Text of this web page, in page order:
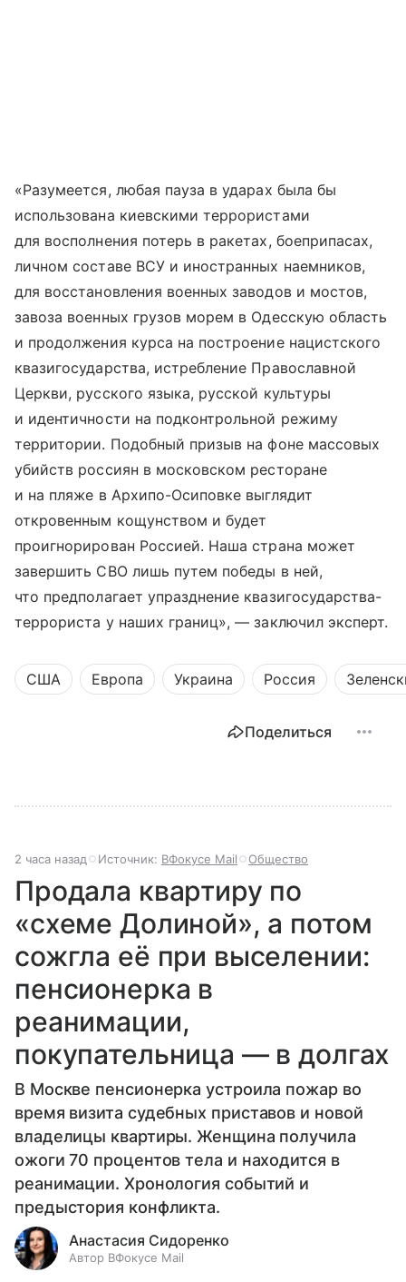
«Разумеется, любая пауза в ударах была бы
использована киевскими террористами
для восполнения потерь в ракетах, боеприпасах,
личном составе ВСУ и иностранных наемников,
для восстановления военных заводов и мостов,
завоза военных грузов морем в Одесскую область
и продолжения курса на построение нацистского
квазигосударства, истребление Православной
Церкви, русского языка, русской культуры
и идентичности на подконтрольной режиму
территории. Подобный призыв на фоне массовых
убийств россиян в московском ресторане
и на пляже в Архипо-Осиповке выглядит
откровенным кощунством и будет
проигнорирован Россией. Наша страна может
завершить СВО лишь путем победы в ней,
что предполагает упразднение квазигосударства-
террориста у наших границ», — заключил эксперт.
США Европа Украина Россия
Поделиться
2 часа назад Источник: ВФокусе Mail Общество
Продала квартиру по
«схеме Долиной», а потом
сожгла её при выселении:
пенсионерка в
реанимации,
покупательница — в долгах
В Москве пенсионерка устроила пожар во
время визита судебных приставов и новой
владелицы квартиры. Женщина получила
ожоги 70 процентов тела и находится в
реанимации. Хронология событий и
предыстория конфликта.
Анастасия Сидоренко
Автор ВФокусе Mail